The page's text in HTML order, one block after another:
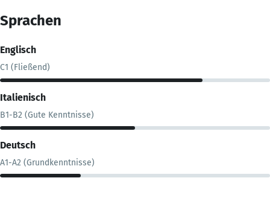
Sprachen
Englisch
C1 (Fließend)
Italienisch
B1-B2 (Gute Kenntnisse)
Deutsch
A1-A2 (Grundkenntnisse)